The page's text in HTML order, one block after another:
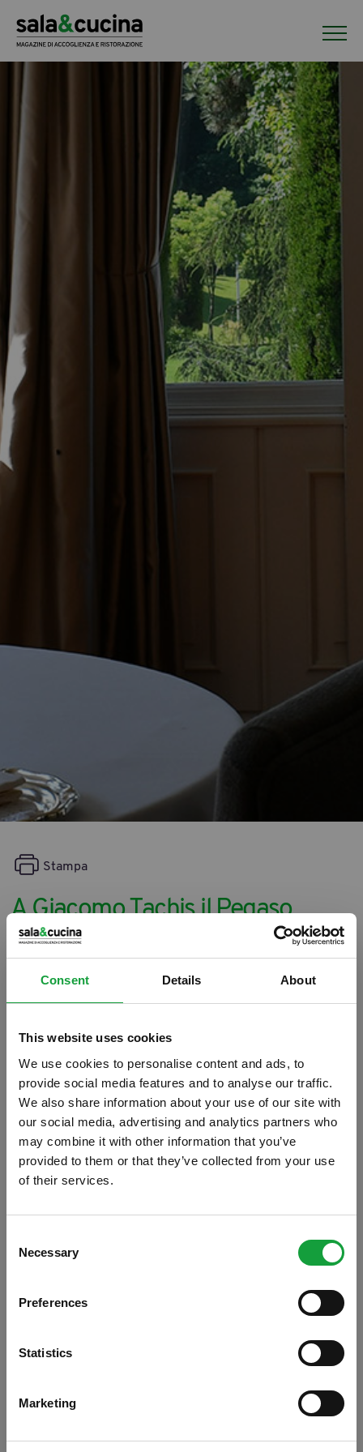
Consent Details About
This website uses cookies
We use cookies to personalise content and ads, to
provide social media features and to analyse our traffic.
We also share information about your use of our site with
our social media, advertising and analytics partners who
may combine it with other information that you’ve
provided to them or that they’ve collected from your use
of their services.
Selection
Necessary
Preferences
Statistics
Marketing
A Giacomo Tachis il Pegaso
d’oro
Stampa
02/12/2014
ISCRIVITI ALLA NEWSLETTER
Resta aggiornato su tutte le ultime novita nel campo